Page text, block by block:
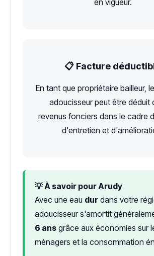
📋 Facture
En tant que propriétaire bailleur,
adoucisseur peut être déduit
revenus fonciers dans le cadre
d'entretien et
💡 À savoir pour Arudy
Avec une eau dur dans votre
adoucisseur s'amortit
6 ans grâce aux économies sur
ménagers et la consommation